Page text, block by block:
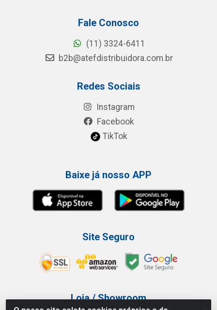
Fale Conosco
(11) 3324-6411
b2b@atefdistribuidora.com.br
Redes Sociais
Instagram
Facebook
TikTok
Baixe já nosso APP
Site Seguro
Loja / Showroom